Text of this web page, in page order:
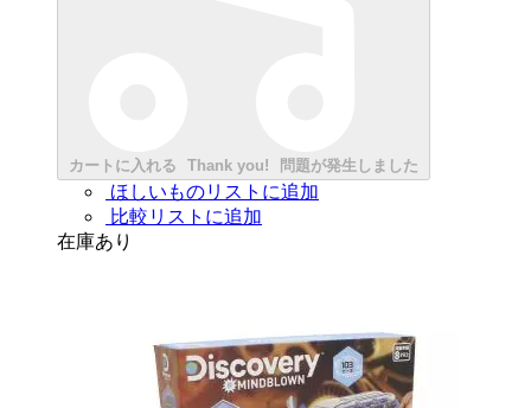
カートに入れる Thank you! 問題が発生しました
ほしいものリストに追加
比較リストに追加
在庫あり